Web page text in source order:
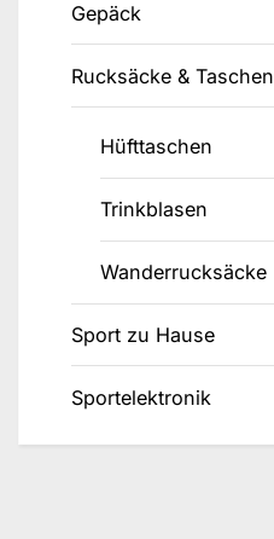
Gepäck
Rucksäcke & Taschen
Hüfttaschen
Trinkblasen
Wanderrucksäcke
Sport zu Hause
Sportelektronik